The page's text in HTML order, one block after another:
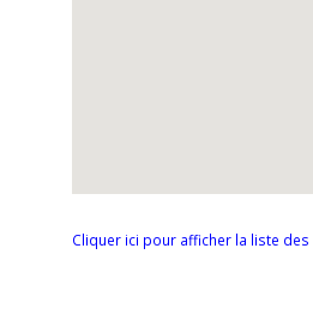
Cliquer ici pour afficher la liste